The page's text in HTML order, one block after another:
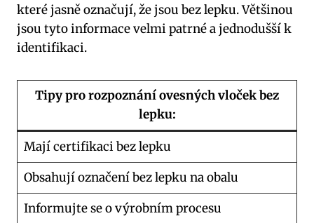
které jasně označují, že jsou bez lepku. Většinou
jsou tyto informace velmi patrné a jednodušší k
identifikaci.
Tipy pro rozpoznání ovesných vloček bez
lepku:
Mají certifikaci bez lepku
Obsahují označení bez lepku na obalu
Informujte se o výrobním procesu